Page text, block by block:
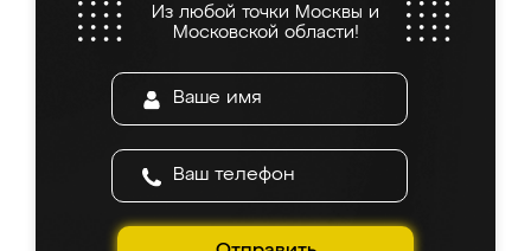
Из любой точки Москвы и
Московской области!